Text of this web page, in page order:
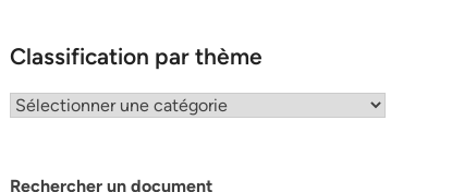
Classification par thème
Classification
Rechercher un document